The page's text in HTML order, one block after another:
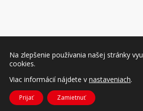
Na zlepšenie používania našej stránky
cookies.
Viac informácií nájdete v nastaveniach.
Prijať Zamietnuť